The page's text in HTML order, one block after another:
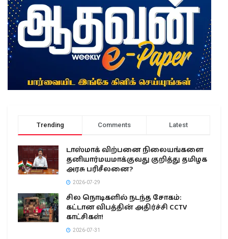
Trending Comments Latest
டாஸ்மாக் விற்பனை நிலையங்களை
தனியார்மயமாக்குவது குறித்து தமிழக
அரசு பரிசீலனை?
2026-07-29
சில நொடிகளில் நடந்த சோகம்:
கட்டான விபத்தின் அதிர்ச்சி CCTV
காட்சிகள்!
2026-07-31